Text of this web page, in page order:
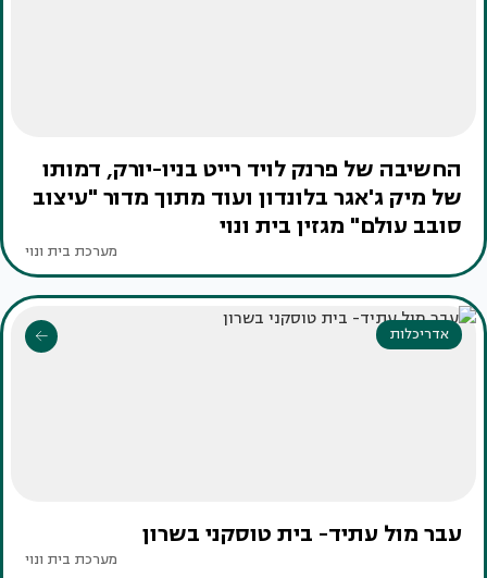
החשיבה של פרנק לויד רייט בניו-יורק, דמותו
של מיק ג'אגר בלונדון ועוד מתוך מדור "עיצוב
סובב עולם" מגזין בית ונוי
מערכת בית ונוי
אדריכלות
עבר מול עתיד- בית טוסקני בשרון
מערכת בית ונוי